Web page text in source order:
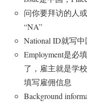
问你要拜访的人
“NA”
National ID就写
Employment是必
了，雇主就是学
填写雇佣信息
Background